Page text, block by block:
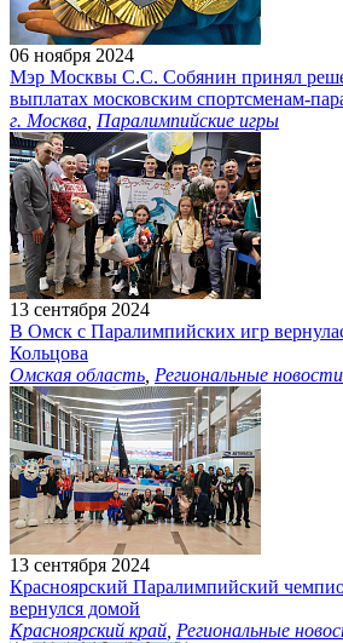
06 ноября 2024
Мэр Москвы С.С. Собянин принял
выплатах московским спортсменам-
г. Москва Паралимпийские игры
13 сентября 2024
В Омск с Паралимпийских игр
Кольцова
Омская область Региональные новости
13 сентября 2024
Красноярский Паралимпийский
вернулся домой
Красноярский край Региональные